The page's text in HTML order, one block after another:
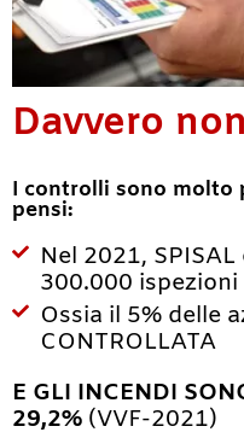
Davvero
I controlli sono molto
pensi:
Nel 2021,
300.000
Ossia il 5% delle
CONTROLLATA
E GLI INCENDI
29,2% (VVF-2021)